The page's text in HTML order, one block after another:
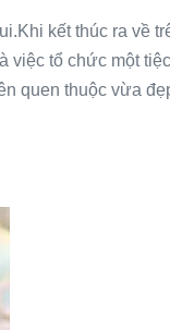
kết thúc ra về
việc tổ chức một
quen thuộc vừa